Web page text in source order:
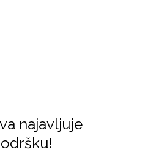
najavljuje